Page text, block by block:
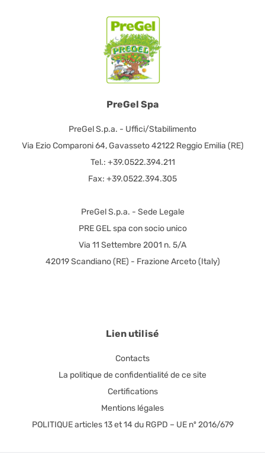
PreGel Spa
PreGel S.p.a. - Uffici/Stabilimento
Via Ezio Comparoni 64, Gavasseto 42122 Reggio Emilia (RE)
Tel.: +39.0522.394.211
Fax: +39.0522.394.305
PreGel S.p.a. - Sede Legale
PRE GEL spa con socio unico
Via 11 Settembre 2001 n. 5/A
42019 Scandiano (RE) - Frazione Arceto (Italy)
Lien utilisé
Contacts
La politique de confidentialité de ce site
Certifications
Mentions légales
POLITIQUE articles 13 et 14 du RGPD – UE nº 2016/679